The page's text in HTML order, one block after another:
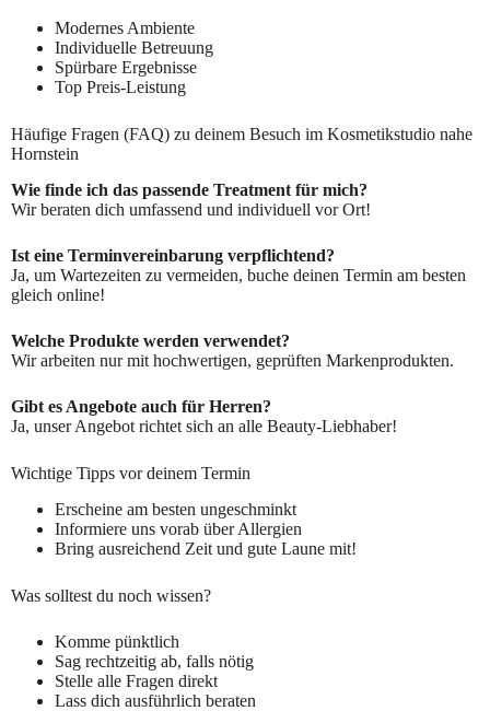
Modernes Ambiente
Individuelle Betreuung
Spürbare Ergebnisse
Top Preis-Leistung
Häufige Fragen (FAQ) zu deinem Besuch im Kosmetikstudio nahe
Hornstein
Wie finde ich das passende Treatment für mich?
Wir beraten dich umfassend und individuell vor Ort!
Ist eine Terminvereinbarung verpflichtend?
Ja, um Wartezeiten zu vermeiden, buche deinen Termin am besten
gleich online!
Welche Produkte werden verwendet?
Wir arbeiten nur mit hochwertigen, geprüften Markenprodukten.
Gibt es Angebote auch für Herren?
Ja, unser Angebot richtet sich an alle Beauty-Liebhaber!
Wichtige Tipps vor deinem Termin
Erscheine am besten ungeschminkt
Informiere uns vorab über Allergien
Bring ausreichend Zeit und gute Laune mit!
Was solltest du noch wissen?
Komme pünktlich
Sag rechtzeitig ab, falls nötig
Stelle alle Fragen direkt
Lass dich ausführlich beraten